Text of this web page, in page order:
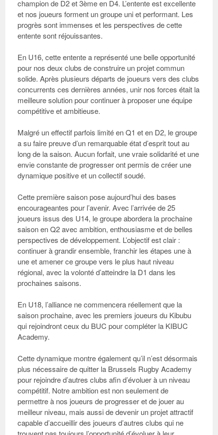
champion de D2 et 3ème en D4. L’entente est excellente
et nos joueurs forment un groupe uni et performant. Les
progrès sont immenses et les perspectives de cette
entente sont réjouissantes.
En U16, cette entente a représenté une belle opportunité
pour nos deux clubs de construire un projet commun
solide. Après plusieurs départs de joueurs vers des clubs
concurrents ces dernières années, unir nos forces était la
meilleure solution pour continuer à proposer une équipe
compétitive et ambitieuse.
Malgré un effectif parfois limité en Q1 et en D2, le groupe
a su faire preuve d’un remarquable état d’esprit tout au
long de la saison. Aucun forfait, une vraie solidarité et une
envie constante de progresser ont permis de créer une
dynamique positive et un collectif soudé.
Cette première saison pose aujourd’hui des bases
encourageantes pour l’avenir. Avec l’arrivée de 25
joueurs issus des U14, le groupe abordera la prochaine
saison en Q2 avec ambition, enthousiasme et de belles
perspectives de développement. L’objectif est clair :
continuer à grandir ensemble, franchir les étapes une à
une et amener ce groupe vers le plus haut niveau
régional, avec la volonté d’atteindre la D1 dans les
prochaines saisons.
En U18, l’alliance ne commencera réellement que la
saison prochaine, avec les premiers joueurs du Kibubu
qui rejoindront ceux du BUC pour compléter la KIBUC
Academy.
Cette dynamique montre également qu’il n’est désormais
plus nécessaire de quitter la Brussels Rugby Academy
pour rejoindre d’autres clubs afin d’évoluer à un niveau
compétitif. Notre ambition est non seulement de
permettre à nos joueurs de progresser et de jouer au
meilleur niveau, mais aussi de devenir un projet attractif
capable d’accueillir des joueurs d’autres clubs qui ne